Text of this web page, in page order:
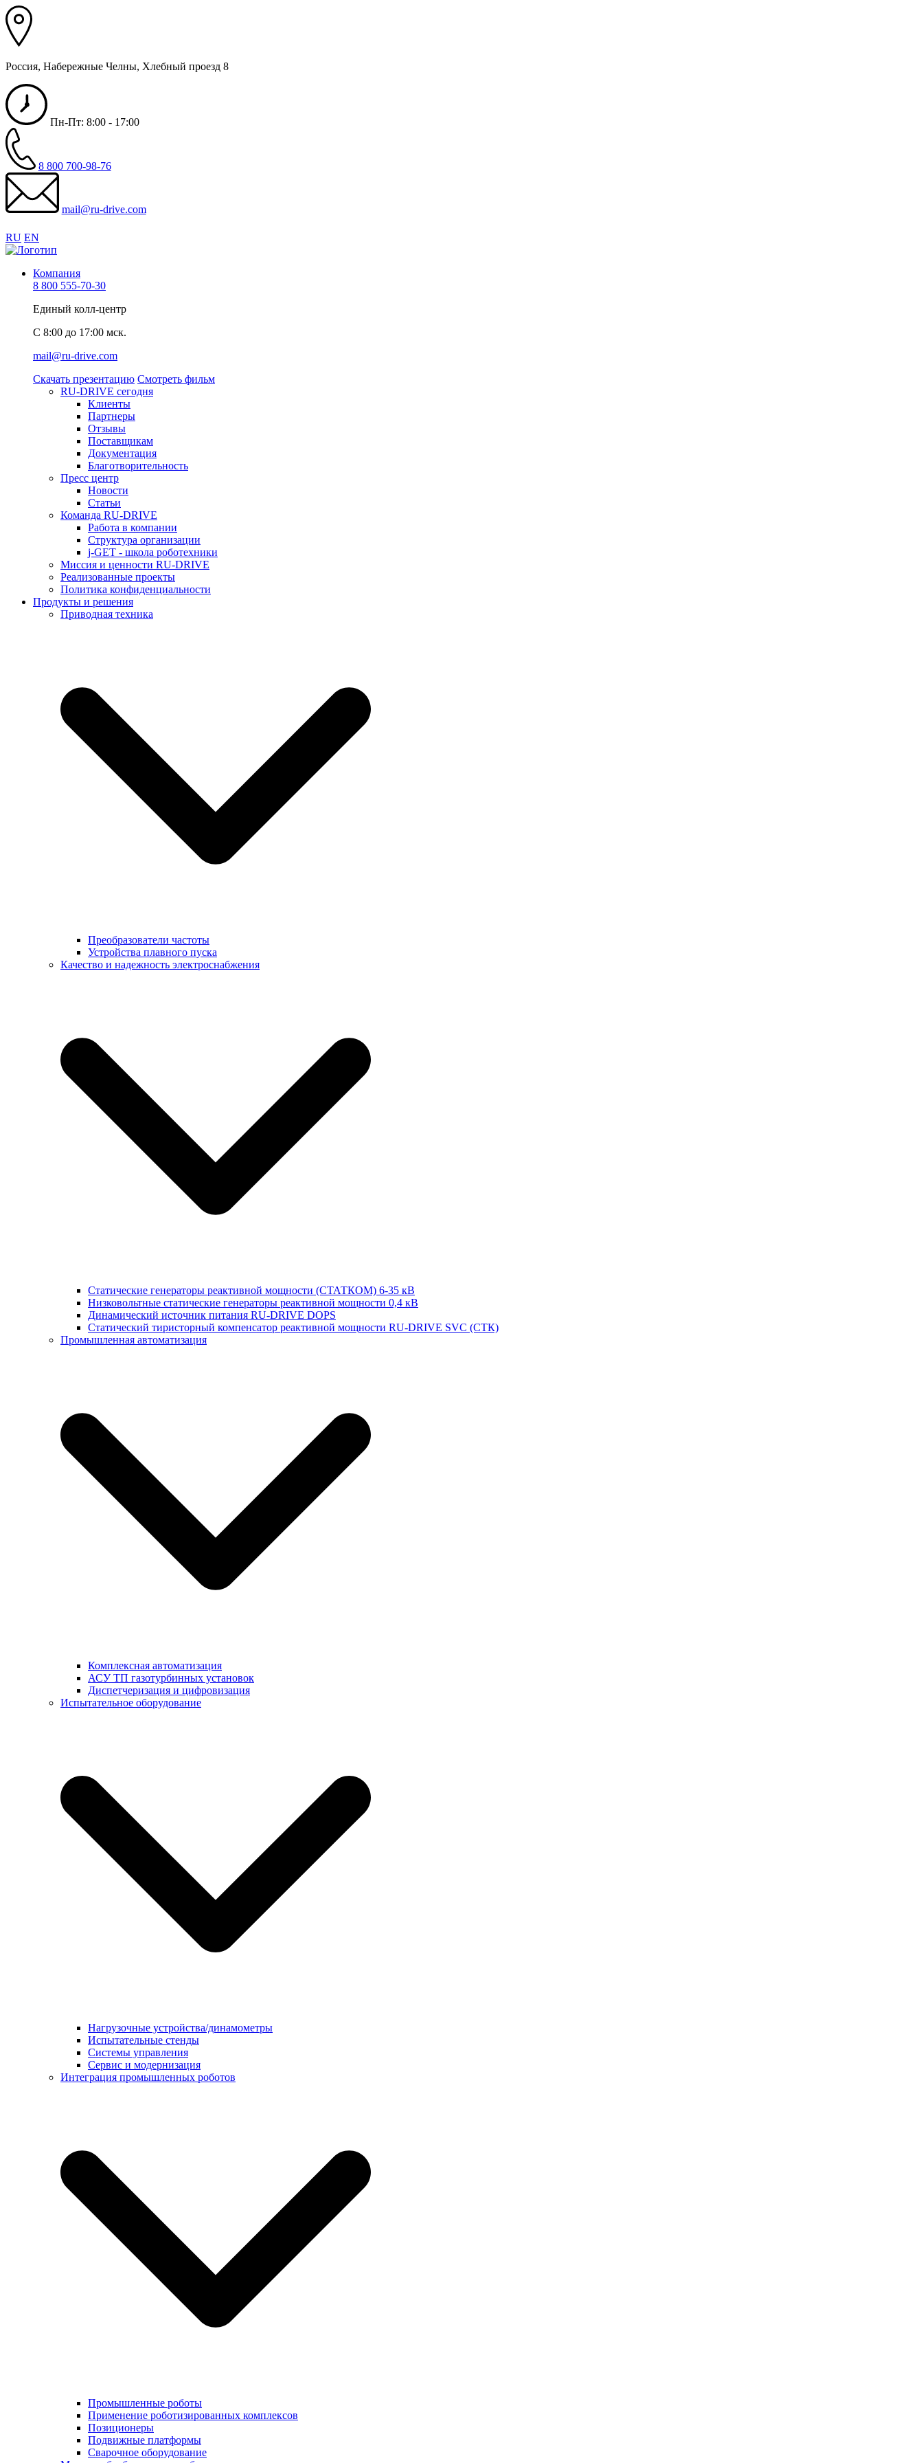
Россия, Набережные Челны, Хлебный проезд 8
Пн-Пт: 8:00 - 17:00
8 800 700-98-76
mail@ru-drive.com
RU EN
Компания
8 800 555-70-30
Единый колл-центр
C 8:00 до 17:00 мск.
mail@ru-drive.com
Скачать презентацию Смотреть фильм
RU-DRIVE сегодня
Клиенты
Партнеры
Отзывы
Поставщикам
Документация
Благотворительность
Пресс центр
Новости
Статьи
Команда RU-DRIVE
Работа в компании
Структура организации
j-GET - школа роботехники
Миссия и ценности RU-DRIVE
Реализованные проекты
Политика конфиденциальности
Продукты и решения
Приводная техника
Преобразователи частоты
Устройства плавного пуска
Качество и надежность электроснабжения
Статические генераторы реактивной мощности (СТАТКОМ) 6-35 кВ
Низковольтные статические генераторы реактивной мощности 0,4 кВ
Динамический источник питания RU-DRIVE DOPS
Cтатический тиристорный компенсатор реактивной мощности RU-DRIVE SVC (СТК)
Промышленная автоматизация
Комплексная автоматизация
АСУ ТП газотурбинных установок
Диспетчеризация и цифровизация
Испытательное оборудование
Нагрузочные устройства/динамометры
Испытательные стенды
Системы управления
Сервис и модернизация
Интеграция промышленных роботов
Промышленные роботы
Применение роботизированных комплексов
Позиционеры
Подвижные платформы
Сварочное оборудование